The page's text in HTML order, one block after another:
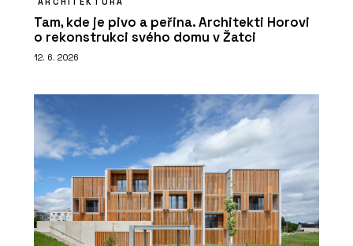
Tam, kde je pivo a peřina. Architekti Horovi
o rekonstrukci svého domu v Žatci
12. 6. 2026